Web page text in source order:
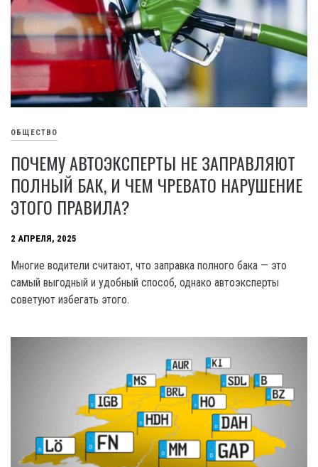
ОБЩЕСТВО
ПОЧЕМУ АВТОЭКСПЕРТЫ НЕ ЗАПРАВЛЯЮТ
ПОЛНЫЙ БАК, И ЧЕМ ЧРЕВАТО НАРУШЕНИЕ
ЭТОГО ПРАВИЛА?
2 АПРЕЛЯ, 2025
Многие водители считают, что заправка полного бака — это
самый выгодный и удобный способ, однако автоэксперты
советуют избегать этого.